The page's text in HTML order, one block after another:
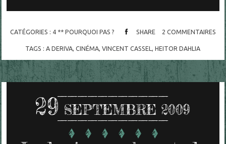
CATÉGORIES : 4 ** POURQUOI PAS ? SHARE 2 COMMENTAIRES
TAGS : A DERIVA ,CINÉMA ,VINCENT CASSEL ,HEITOR DAHLIA
29 SEPTEMBRE 2009